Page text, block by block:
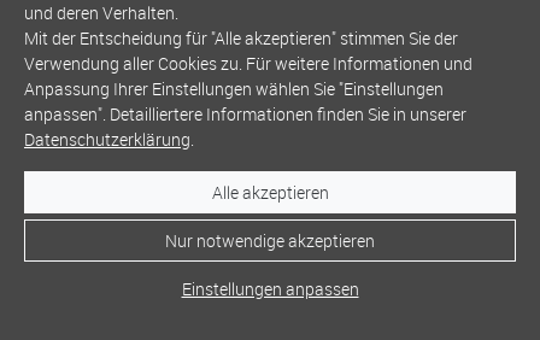
und deren Verhalten.
Mit der Entscheidung für "Alle akzeptieren" stimmen Sie der
Verwendung aller Cookies zu. Für weitere Informationen und
Anpassung Ihrer Einstellungen wählen Sie "Einstellungen
anpassen". Detailliertere Informationen finden Sie in unserer
Datenschutzerklärung.
Alle akzeptieren
Nur notwendige akzeptieren
Einstellungen anpassen